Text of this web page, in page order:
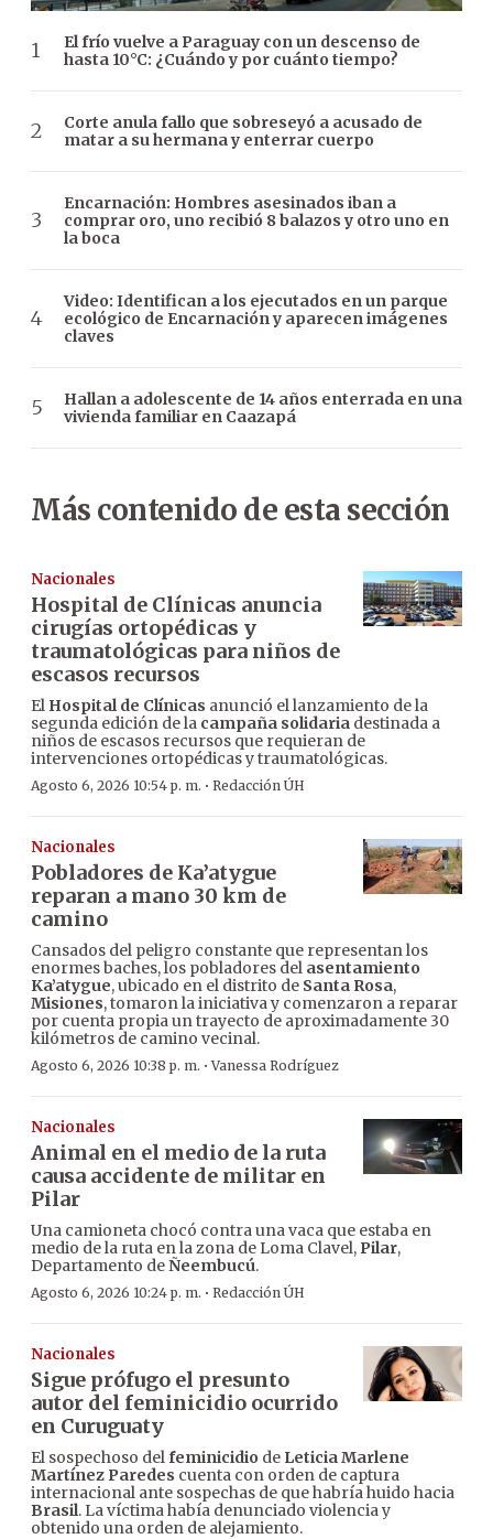
El frío vuelve a Paraguay con un descenso de
hasta 10°C: ¿Cuándo y por cuánto tiempo?
Corte anula fallo que sobreseyó a acusado de
matar a su hermana y enterrar cuerpo
Encarnación: Hombres asesinados iban a
comprar oro, uno recibió 8 balazos y otro uno en
la boca
Video: Identifican a los ejecutados en un parque
ecológico de Encarnación y aparecen imágenes
claves
Hallan a adolescente de 14 años enterrada en una
vivienda familiar en Caazapá
Más contenido de esta sección
Nacionales
Hospital de Clínicas anuncia
cirugías ortopédicas y
traumatológicas para niños de
escasos recursos
El Hospital de Clínicas anunció el lanzamiento de la
segunda edición de la campaña solidaria destinada a
niños de escasos recursos que requieran de
intervenciones ortopédicas y traumatológicas.
Agosto 6, 2026 10:54 p. m. · Redacción ÚH
Nacionales
Pobladores de Ka’atygue
reparan a mano 30 km de
camino
Cansados del peligro constante que representan los
enormes baches, los pobladores del asentamiento
Ka’atygue, ubicado en el distrito de Santa Rosa,
Misiones, tomaron la iniciativa y comenzaron a reparar
por cuenta propia un trayecto de aproximadamente 30
kilómetros de camino vecinal.
Agosto 6, 2026 10:38 p. m. ·Vanessa Rodríguez
Nacionales
Animal en el medio de la ruta
causa accidente de militar en
Pilar
Una camioneta chocó contra una vaca que estaba en
medio de la ruta en la zona de Loma Clavel, Pilar,
Departamento deÑeembucú.
Agosto 6, 2026 10:24 p. m. · Redacción ÚH
Nacionales
Sigue prófugo el presunto
autor del feminicidio ocurrido
en Curuguaty
El sospechoso delfeminicidio de Leticia Marlene
Martínez Paredes cuenta con orden de captura
internacional ante sospechas de que habría huido hacia
Brasil. La víctima había denunciado violencia y
obtenido una orden de alejamiento.